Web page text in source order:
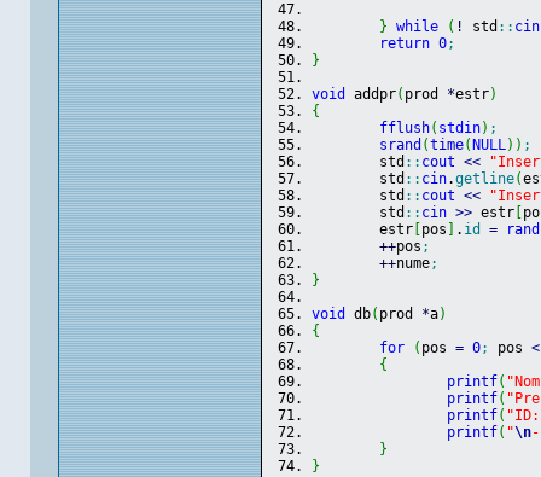
} while ( ! std :: cin
return 0;
}
void
addpr( prod *estr)
{
fflush( stdin) ;
srand (time( NULL) ) ;
	std
:: cout <<
	std
:: cin.getline(
	std
:: cout <<
	std
:: cin >> estr[
	estr
[ pos . id = rand
++pos ;
++nume;
}
void
db( prod *a)
{
for
( pos = 0; pos <
{
printf(
printf(
printf(
printf( "\n
}
}